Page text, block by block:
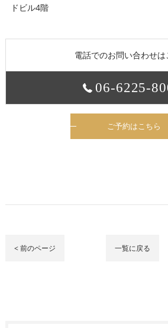
ドビル4階
電話でのお問い合わせは
06-6225-
ご予約はこちら
< 前のページ 一覧に戻る